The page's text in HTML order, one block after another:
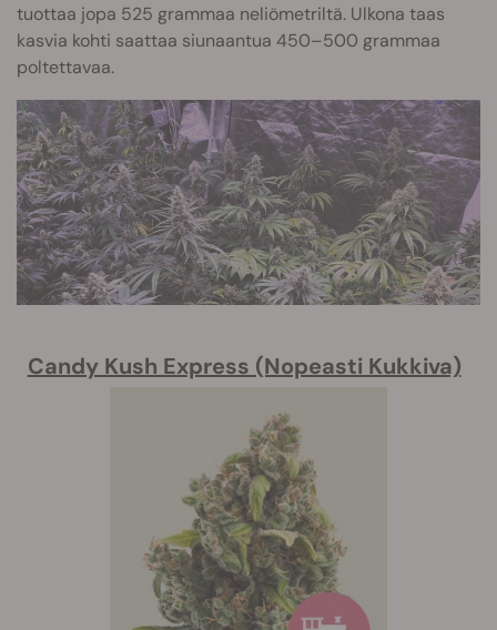
tuottaa jopa 525 grammaa neliömetriltä. Ulkona taas
kasvia kohti saattaa siunaantua 450–500 grammaa
poltettavaa.
Candy Kush Express (Nopeasti Kukkiva)